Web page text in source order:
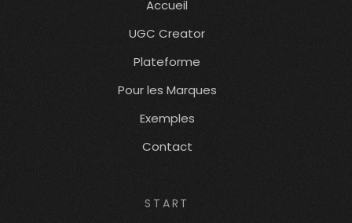
Accueil
UGC Creator
Plateforme
Pour les Marques
Exemples
Contact
START